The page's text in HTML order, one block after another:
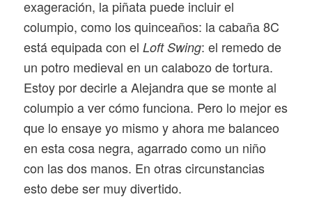
exageración, la piñata puede incluir el
columpio, como los quinceaños: la cabaña 8C
está equipada con el Loft Swing: el remedo de
un potro medieval en un calabozo de tortura.
Estoy por decirle a Alejandra que se monte al
columpio a ver cómo funciona. Pero lo mejor es
que lo ensaye yo mismo y ahora me balanceo
en esta cosa negra, agarrado como un niño
con las dos manos. En otras circunstancias
esto debe ser muy divertido.